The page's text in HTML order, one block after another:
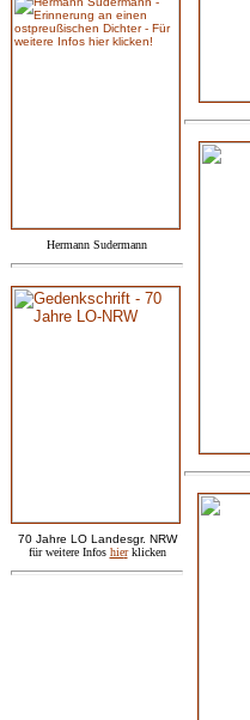
Hermann Sudermann
70 Jahre LO Landesgr. NRW
für weitere Infos hier klicken